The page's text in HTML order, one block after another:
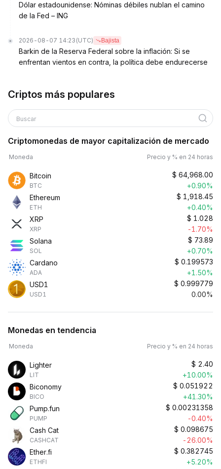
Dólar estadounidense: Nóminas débiles nublan el camino
de la Fed – ING
2026-08-07 14:23 (UTC) Bajista
Barkin de la Reserva Federal sobre la inflación: Si se
enfrentan vientos en contra, la política debe endurecerse
Criptos más populares
Buscar
Criptomonedas de mayor capitalización de mercado
Moneda Precio y % en 24 horas
Bitcoin
BTC
$ 64,968.00
+0.90%
Ethereum
ETH
$ 1,918.45
+0.40%
XRP
XRP
$ 1.028
-1.70%
Solana
SOL
$ 73.89
+0.70%
Cardano
ADA
$ 0.199573
+1.50%
USD1
USD1
$ 0.999779
0.00%
Monedas en tendencia
Moneda Precio y % en 24 horas
Lighter
LIT
$ 2.40
+10.00%
Biconomy
BICO
$ 0.051922
+41.30%
Pump.fun
PUMP
$ 0.00231358
-0.40%
Cash Cat
CASHCAT
$ 0.098675
-26.00%
Ether.fi
ETHFI
$ 0.382745
+5.20%